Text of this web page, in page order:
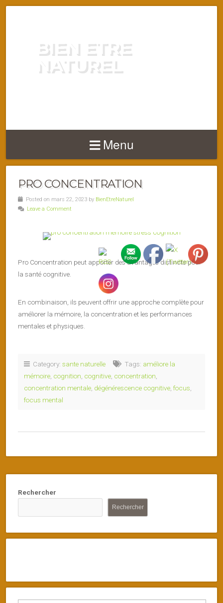
BIEN ETRE
NATUREL
Menu
PRO CONCENTRATION
Posted on mars 22, 2023 by BienEtreNaturel
Leave a Comment
Pro Concentration peut apporter des avantages distincts pour
la santé cognitive.
En combinaison, ils peuvent offrir une approche complète pour
améliorer la mémoire, la concentration et les performances
mentales et physiques.
Category: sante naturelle Tags: améliore la
mémoire cognition cognitive concentration
concentration mentale dégénérescence cognitive focus
focus mental
Rechercher
Rechercher